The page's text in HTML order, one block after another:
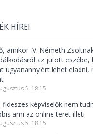
HÍREI
amikor V. Németh
az jutott eszébe,
ugyanannyiért lehet eladni,
5. 18:15
fideszes képviselők nem
ami az online teret illeti
5. 18:15